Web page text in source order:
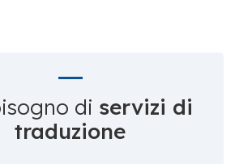
di servizi di
traduzione